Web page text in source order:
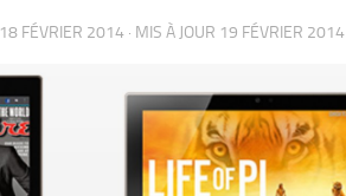
18 FÉVRIER 2014 · MIS À JOUR 19 FÉVRIER 2014